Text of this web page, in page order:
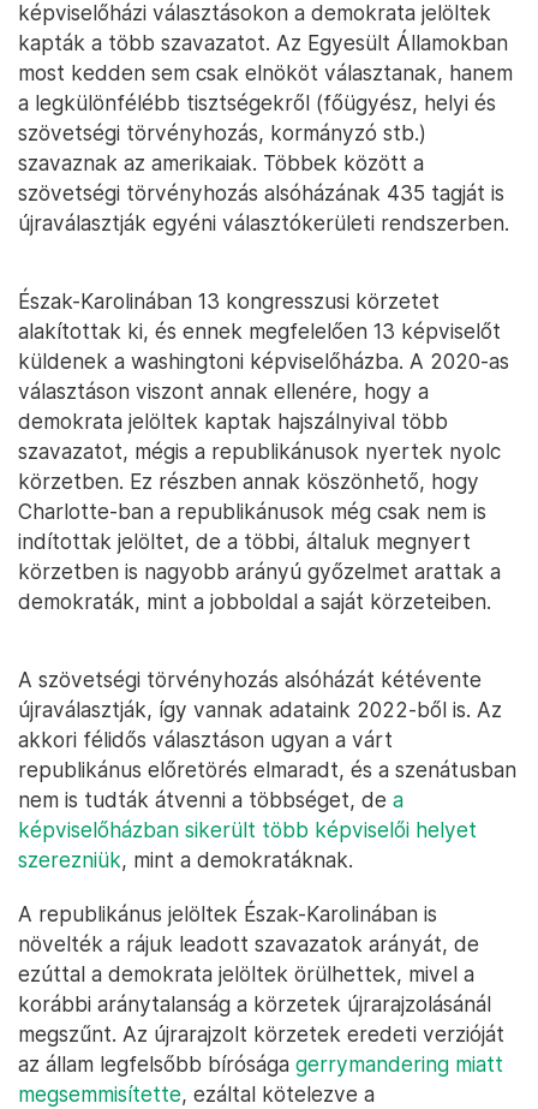
képviselőházi választásokon a demokrata jelöltek
kapták a több szavazatot. Az Egyesült Államokban
most kedden sem csak elnököt választanak, hanem
a legkülönfélébb tisztségekről (főügyész, helyi és
szövetségi törvényhozás, kormányzó stb.)
szavaznak az amerikaiak. Többek között a
szövetségi törvényhozás alsóházának 435 tagját is
újraválasztják egyéni választókerületi rendszerben.
Észak-Karolinában 13 kongresszusi körzetet
alakítottak ki, és ennek megfelelően 13 képviselőt
küldenek a washingtoni képviselőházba. A 2020-as
választáson viszont annak ellenére, hogy a
demokrata jelöltek kaptak hajszálnyival több
szavazatot, mégis a republikánusok nyertek nyolc
körzetben. Ez részben annak köszönhető, hogy
Charlotte-ban a republikánusok még csak nem is
indítottak jelöltet, de a többi, általuk megnyert
körzetben is nagyobb arányú győzelmet arattak a
demokraták, mint a jobboldal a saját körzeteiben.
A szövetségi törvényhozás alsóházát kétévente
újraválasztják, így vannak adataink 2022-ből is. Az
akkori félidős választáson ugyan a várt
republikánus előretörés elmaradt, és a szenátusban
nem is tudták átvenni a többséget, de a
képviselőházban sikerült több képviselői helyet
szerezniük, mint a demokratáknak.
A republikánus jelöltek Észak-Karolinában is
növelték a rájuk leadott szavazatok arányát, de
ezúttal a demokrata jelöltek örülhettek, mivel a
korábbi aránytalanság a körzetek újrarajzolásánál
megszűnt. Az újrarajzolt körzetek eredeti verzióját
az állam legfelsőbb bírósága gerrymandering miatt
megsemmisítette, ezáltal kötelezve a